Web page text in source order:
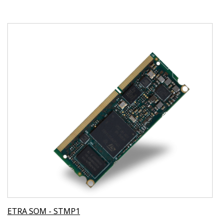
ETRA SOM - STMP1